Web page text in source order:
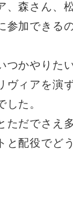
、森さん、
参加できる
つかやりた
ヴィアを演
した。
ただでさえ
と配役でど